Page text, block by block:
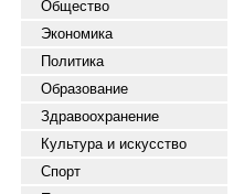
Общество
Экономика
Политика
Образование
Здравоохранение
Культура и искусство
Спорт